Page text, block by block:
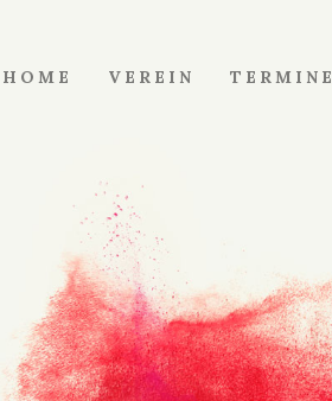
HOME VEREIN TERMINE